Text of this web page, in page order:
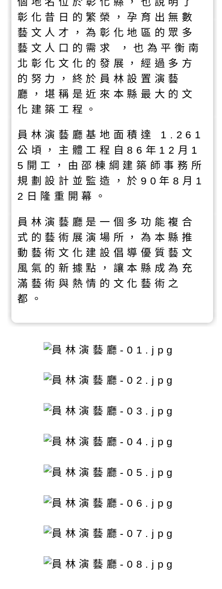
彰化昔日的繁榮，孕育出無數
藝文人才，為彰化地區的眾多
藝文人口的需求 ，也為平衡南
北彰化文化的發展，經過多方
的努力，終於員林設置演藝
廳，堪稱是近來本縣最大的文
化建築工程。
員林演藝廳基地面積達 1.261
公頃，主體工程自86年12月1
5開工，由邵棟綱建築師事務所
規劃設計並監造，於90年8月1
2日隆重開幕。
員林演藝廳是一個多功能複合
式的藝術展演場所，為本縣推
動藝術文化建設倡導優質藝文
風氣的新據點，讓本縣成為充
滿藝術與熱情的文化藝術之
都。